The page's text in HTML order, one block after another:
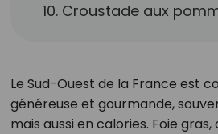
10. Croustade aux
Le Sud-Ouest de la France est
généreuse et gourmande,
mais aussi en calories. Foie